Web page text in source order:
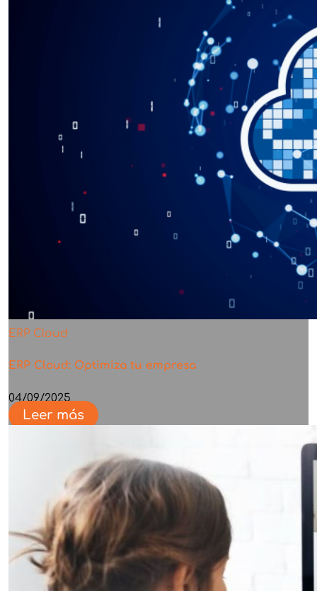
ERP Cloud
ERP Cloud: Optimiza tu empresa
04/09/2025
Leer más